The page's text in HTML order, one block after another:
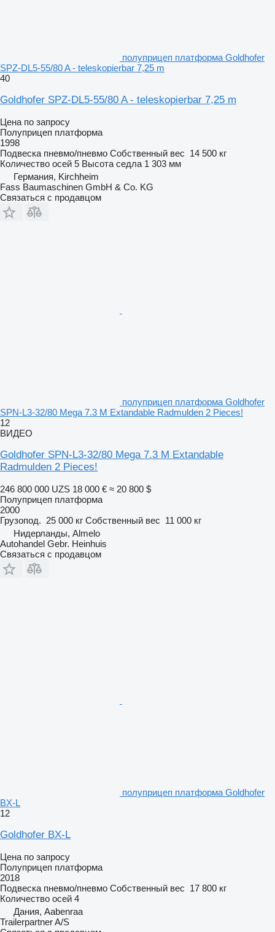
полуприцеп платформа Goldhofer
SPZ-DL5-55/80 A - teleskopierbar 7,25 m
40
Goldhofer SPZ-DL5-55/80 A - teleskopierbar 7,25 m
Цена по запросу
Полуприцеп платформа
1998
Подвеска пневмо/пневмо Собственный вес 14 500 кг
Количество осей 5 Высота седла 1 303 мм
Германия, Kirchheim
Fass Baumaschinen GmbH & Co. KG
Связаться с продавцом
полуприцеп платформа Goldhofer
SPN-L3-32/80 Mega 7.3 M Extandable Radmulden 2 Pieces!
12
ВИДЕО
Goldhofer SPN-L3-32/80 Mega 7.3 M Extandable
Radmulden 2 Pieces!
246 800 000 UZS 18 000 € ≈ 20 800 $
Полуприцеп платформа
2000
Грузопод. 25 000 кг Собственный вес 11 000 кг
Нидерланды, Almelo
Autohandel Gebr. Heinhuis
Связаться с продавцом
полуприцеп платформа Goldhofer
BX-L
12
Goldhofer BX-L
Цена по запросу
Полуприцеп платформа
2018
Подвеска пневмо/пневмо Собственный вес 17 800 кг
Количество осей 4
Дания, Aabenraa
Trailerpartner A/S